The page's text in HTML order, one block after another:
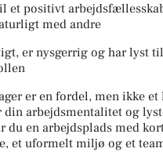
et positivt
med andre
er nysgerrig og har lyst
er en fordel, men ikke
din arbejdsmentalitet og
du en arbejdsplads med
et uformelt miljø og et